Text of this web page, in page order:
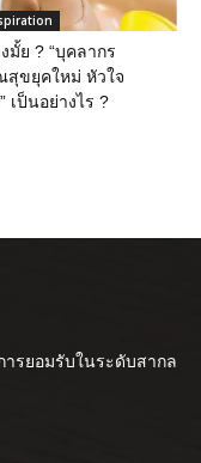
มั้ย ? “บุคลากร
สุขยุคใหม่ หัวใจ
เป็นอย่างไร ?
ารยอมรับในระดับสากล